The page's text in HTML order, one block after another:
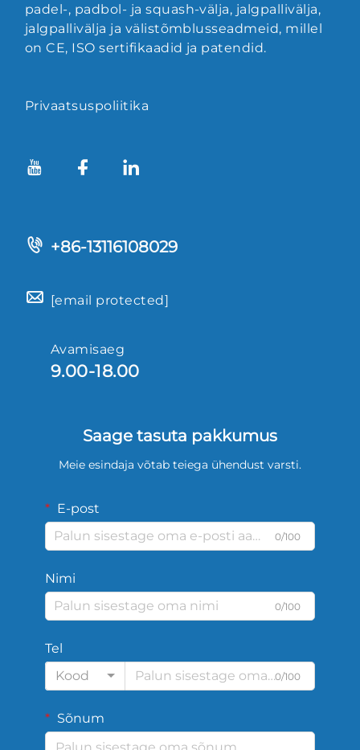
padel-, padbol- ja squash-välja, jalgpallivälja,
jalgpallivälja ja välistõmblusseadmeid, millel
on CE, ISO sertifikaadid ja patendid.
Privaatsuspoliitika
+86-13116108029
[email protected]
Avamisaeg
9.00-18.00
Saage tasuta pakkumus
Meie esindaja võtab teiega ühendust varsti.
E-post
0/100
Nimi
0/100
Tel
Kood
0/100
Sõnum